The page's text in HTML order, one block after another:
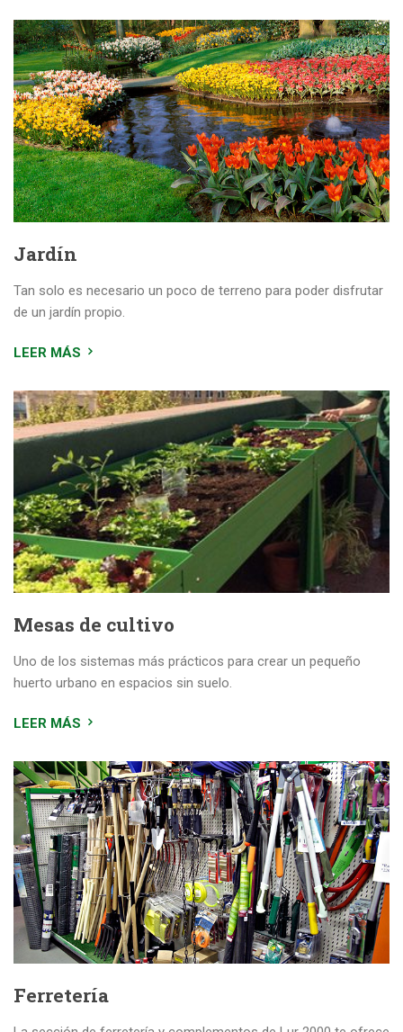
Jardín
Tan solo es necesario un poco de terreno para poder disfrutar
de un jardín propio.
LEER MÁS
Mesas de cultivo
Uno de los sistemas más prácticos para crear un pequeño
huerto urbano en espacios sin suelo.
LEER MÁS
Ferretería